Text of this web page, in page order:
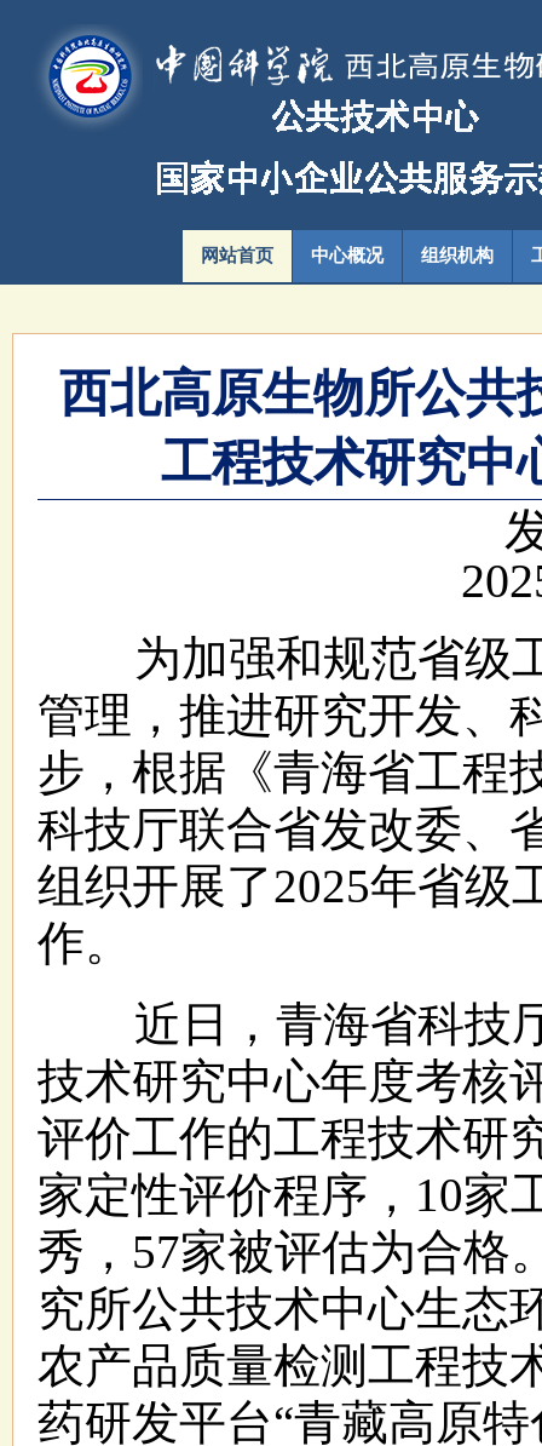
网站首页 中心概况 组织机构
西北高原生物所公共
工程技术研究中
为加强和规范省级工
管理，推进研究开发、
步，根据《青海省工程
科技厅联合省发改委、
组织开展了2025年省级
作。
近日，青海省科技厅
技术研究中心年度考核
评价工作的工程技术研
家定性评价程序，10家
秀，57家被评估为合格
究所公共技术中心生态
农产品质量检测工程技
药研发平台“青藏高原